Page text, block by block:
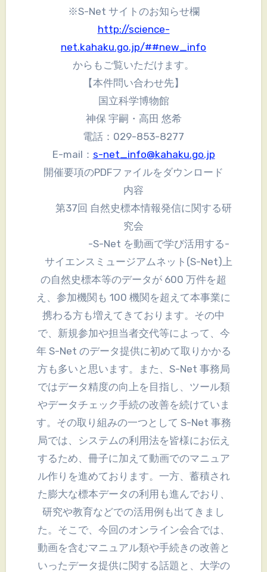
※S-Net サイトのお知らせ欄
http://science-
net.kahaku.go.jp/##new_info
からもご覧いただけます。
【本件問い合わせ先】
国立科学博物館
神保 宇嗣・高田 悠希
電話：029-853-8277
E-mail： s-net_info@kahaku.go.jp
開催要項のPDFファイルをダウンロード
内容
第37回 自然史標本情報発信に関する研
究会
-S-Net を動画で学び活用する-
サイエンスミュージアムネット(S-Net)上
の自然史標本等のデータが 600 万件を超
え、参加機関も 100 機関を超えて本事業に
携わる方も増えてきております。その中
で、新規参加や担当者交代等によって、今
年 S-Net のデータ提供に初めて取りかかる
方も多いと思います。また、S-Net 事務局
ではデータ精度の向上を目指し、ツール類
やデータチェック手続の改善を続けていま
す。その取り組みの一つとして S-Net 事務
局では、システムの利用法を皆様にお伝え
するため、冊子に加えて動画でのマニュア
ル作りを進めております。一方、蓄積され
た膨大な標本データの利用も進んでおり、
研究や教育などでの活用例も出てきまし
た。そこで、今回のオンライン会合では、
動画を含むマニュアル類や手続きの改善と
いったデータ提供に関する話題と、大学の